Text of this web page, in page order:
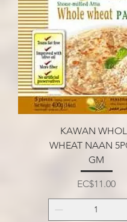
KAWAN
WHEAT NAAN
GM
मूल्य
EC$11.00